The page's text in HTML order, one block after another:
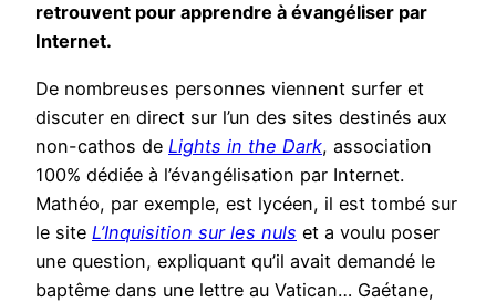
retrouvent pour apprendre à évangéliser par
Internet.
De nombreuses personnes viennent surfer et
discuter en direct sur l’un des sites destinés aux
non-cathos de Lights in the Dark, association
100% dédiée à l’évangélisation par Internet.
Mathéo, par exemple, est lycéen, il est tombé sur
le site L’Inquisition sur les nuls et a voulu poser
une question, expliquant qu’il avait demandé le
baptême dans une lettre au Vatican… Gaétane,